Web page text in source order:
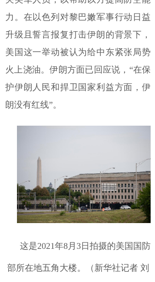
力。在以色列对黎巴嫩军事行动日益
升级且誓言报复打击伊朗的背景下，
美国这一举动被认为给中东紧张局势
火上浇油。伊朗方面已回应说，“在保
护伊朗人民和捍卫国家利益方面，伊
朗没有红线”。
这是2021年8月3日拍摄的美国国防
部所在地五角大楼。（新华社记者 刘